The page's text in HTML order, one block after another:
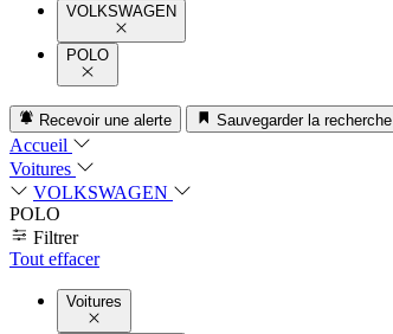
VOLKSWAGEN
POLO
Recevoir une alerte Sauvegarder la recherche
Accueil
Voitures
VOLKSWAGEN
POLO
Filtrer
Tout effacer
Voitures